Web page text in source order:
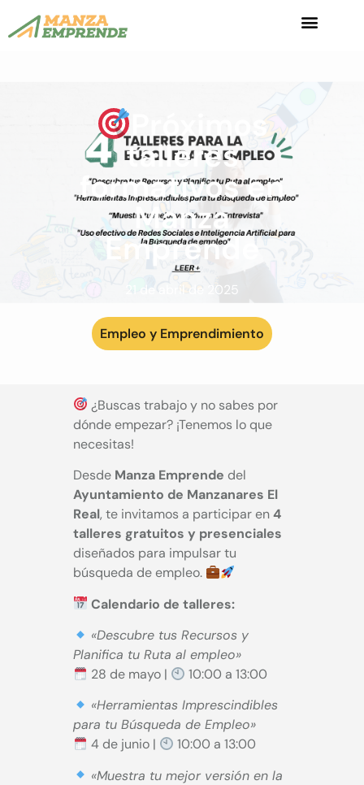
Próximos
talleres
formativos en
Manza
Emprende
21 de abril de 2025
Empleo y Emprendimiento
¿Buscas trabajo y no sabes por
dónde empezar? ¡Tenemos lo que
necesitas!
Desde Manza Emprende del
Ayuntamiento de Manzanares El
Real, te invitamos a participar en4
talleres gratuitos y presenciales
diseñados para impulsar tu
búsqueda de empleo.
Calendario de talleres:
«Descubre tus Recursos y
Planifica tu Ruta al empleo»
28 de mayo |
10:00 a 13:00
«Herramientas Imprescindibles
para tu Búsqueda de Empleo»
4 de junio |
10:00 a 13:00
«Muestra tu mejor versión en la